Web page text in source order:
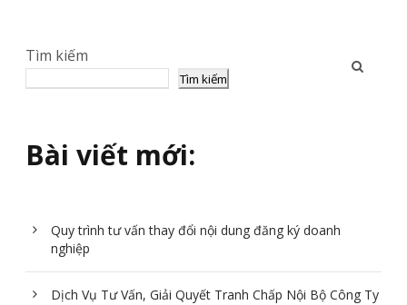
Tìm kiếm
Tìm kiếm
Bài viết mới:
Quy trình tư vấn thay đổi nội dung đăng ký doanh
nghiệp
Dịch Vụ Tư Vấn, Giải Quyết Tranh Chấp Nội Bộ Công Ty